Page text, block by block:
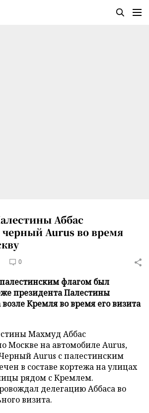
Аббас
черный Aurus во время
0
флагом был
президента Палестины
Кремля во время его визита
Махмуд Аббас
Москве на автомобиле Aurus,
Aurus с палестинским
в составе кортежа на улицах
рядом с Кремлем.
делегацию Аббаса во
визита.